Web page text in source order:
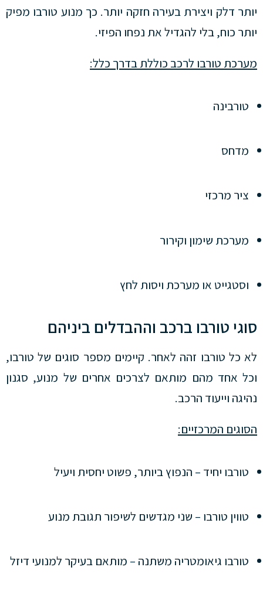
יותר דלק ויצירת בעירה חזקה יותר. כך מנוע טורבו מפיק
יותר כוח, בלי להגדיל את נפחו הפיזי.
מערכת טורבו לרכב כוללת בדרך כלל:
טורבינה
מדחס
ציר מרכזי
מערכת שימון וקירור
וסטגייט או מערכת ויסות לחץ
סוגי טורבו ברכב וההבדלים ביניהם
לא כל טורבו זהה לאחר. קיימים מספר סוגים של טורבו,
וכל אחד מהם מותאם לצרכים אחרים של מנוע, סגנון
נהיגה וייעוד הרכב.
הסוגים המרכזיים:
טורבו יחיד – הנפוץ ביותר, פשוט יחסית ויעיל
טווין טורבו – שני מגדשים לשיפור תגובת מנוע
טורבו גיאומטריה משתנה – מותאם בעיקר למנועי דיזל